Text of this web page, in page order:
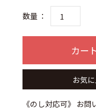
数量 ：
カー
お気
《のし対応可》 お